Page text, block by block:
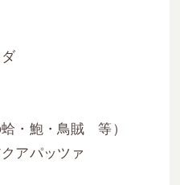
蛤・鮑・鳥賊 等）
アパッツァ